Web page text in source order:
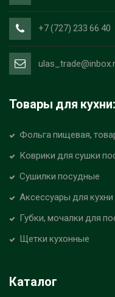
+7 (727) 233 66 40
Товары для кухни:
Фольга пищевая,
Коврики для сушки
Сушилки посудные
Аксессуары для кухни
Губки, мочалки для
Щетки кухонные
Каталог